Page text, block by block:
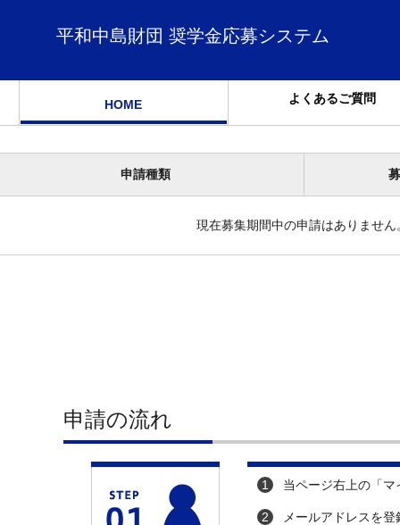
平和中島財団 奨学金応募システム
HOME よくあるご質問
申請種類
現在募集期間中の申請はありません
申請の流れ
1 当ページ右上の「
2 メールアドレスを